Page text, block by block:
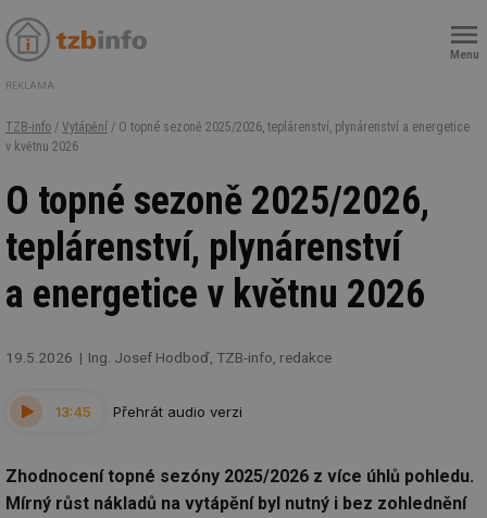
Menu
REKLAMA
TZB-info / Vytápění / O topné sezoně 2025/2026, teplárenství, plynárenství a energetice
v květnu 2026
O topné sezoně 2025/2026,
teplárenství, plynárenství
a energetice v květnu 2026
19.5.2026 Ing. Josef Hodboď, TZB-info, redakce
13:45 Přehrát audio verzi
Zhodnocení topné sezóny 2025/2026 z více úhlů pohledu.
Mírný růst nákladů na vytápění byl nutný i bez zohlednění